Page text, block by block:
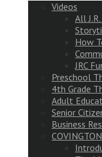
Videos
All
How
JRC
Preschool
4th Grade
Adult
Senior
Business